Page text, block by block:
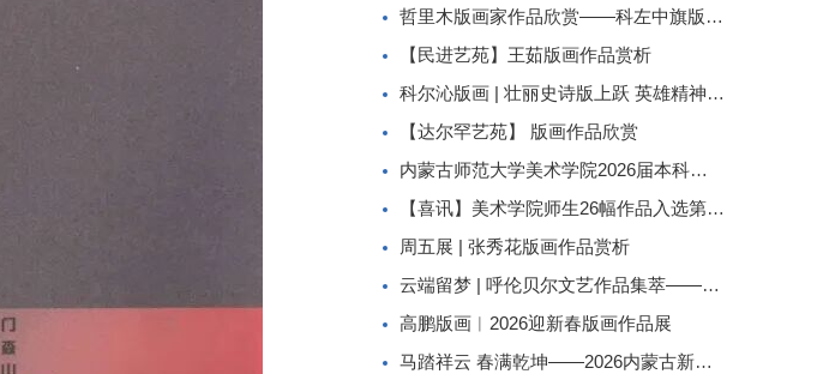
哲里木版画家作品欣赏——科左中旗版画家李忠斌作品赏析
【民进艺苑】王茹版画作品赏析
科尔沁版画 | 壮丽史诗版上跃 英雄精神画中传
【达尔罕艺苑】 版画作品欣赏
内蒙古师范大学美术学院2026届本科生毕业作品展美术学专业（版画方向）
【喜讯】美术学院师生26幅作品入选第二届内蒙古自治区小版画暨藏书票展
周五展 | 张秀花版画作品赏析
云端留梦 | 呼伦贝尔文艺作品集萃——姜识民版画选登
高鹏版画︱2026迎新春版画作品展
马踏祥云 春满乾坤——2026内蒙古新春民间工艺美术线上展（三）